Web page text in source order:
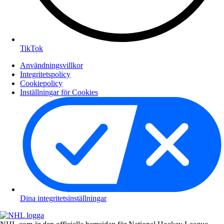
TikTok
Användningsvillkor
Integritetspolicy
Cookiepolicy
Inställningar för Cookies
Dina integritetsinställningar